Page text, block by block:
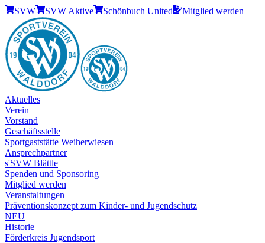
SVW SVW Aktive Schönbuch United Mitglied werden
Aktuelles
Verein
Vorstand
Geschäftsstelle
Sportgaststätte Weiherwiesen
Ansprechpartner
s'SVW Blättle
Spenden und Sponsoring
Mitglied werden
Veranstaltungen
Präventionskonzept zum Kinder- und Jugendschutz
NEU
Historie
Förderkreis Jugendsport